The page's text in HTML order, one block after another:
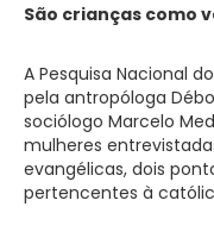
São crianças como
A Pesquisa Nacional
pela antropóloga
sociólogo Marcelo
mulheres
evangélicas, dois
pertencentes à